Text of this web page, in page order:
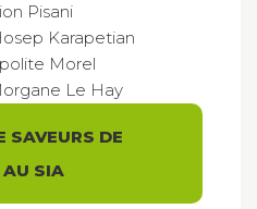
Pisani
Karapetian
Morel
Le Hay
SAVEURS DE
AU SIA